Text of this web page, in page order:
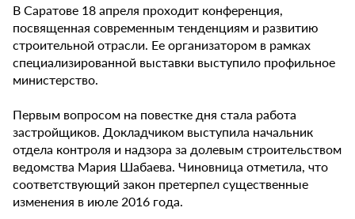
В Саратове 18 апреля проходит конференция,
посвященная современным тенденциям и развитию
строительной отрасли. Ее организатором в рамках
специализированной выставки выступило профильное
министерство.
Первым вопросом на повестке дня стала работа
застройщиков. Докладчиком выступила начальник
отдела контроля и надзора за долевым строительством
ведомства Мария Шабаева. Чиновница отметила, что
соответствующий закон претерпел существенные
изменения в июле 2016 года.